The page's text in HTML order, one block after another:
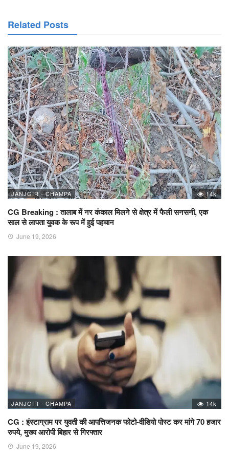
Related Posts
JANJGIR - CHAMPA 14k
CG Breaking : तालाब में नर कंकाल मिलने से क्षेत्र में फैली सनसनी, एक
साल से लापता युवक के रूप में हुई पहचान
June 19, 2026
JANJGIR - CHAMPA 14k
CG : इंस्टाग्राम पर युवती की आपत्तिजनक फोटो-वीडियो पोस्ट कर मांगे 70 हजार
रुपये, मुख्य आरोपी बिहार से गिरफ्तार
June 19, 2026